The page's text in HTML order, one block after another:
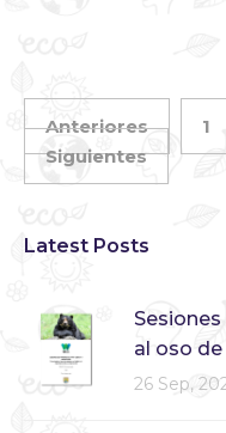
Anteriores 1
Siguientes
Latest Posts
al oso
26 Sep,